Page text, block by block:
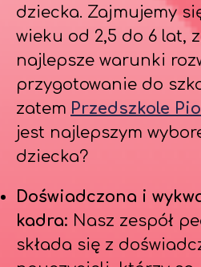
dziecka. Zajmujemy
wieku od 2,5 do 6 lat,
najlepsze warunki
przygotowanie do
zatem Przedszkole
jest najlepszym
dziecka?
Doświadczona i
kadra: Nasz zespół
składa się z